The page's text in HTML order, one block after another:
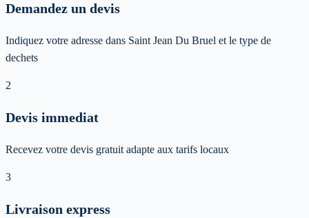
Demandez un devis
Indiquez votre adresse dans Saint Jean Du Bruel et le type de
dechets
2
Devis immediat
Recevez votre devis gratuit adapte aux tarifs locaux
3
Livraison express